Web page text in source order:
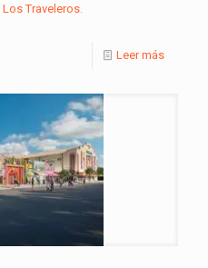
Los Traveleros.
Leer más